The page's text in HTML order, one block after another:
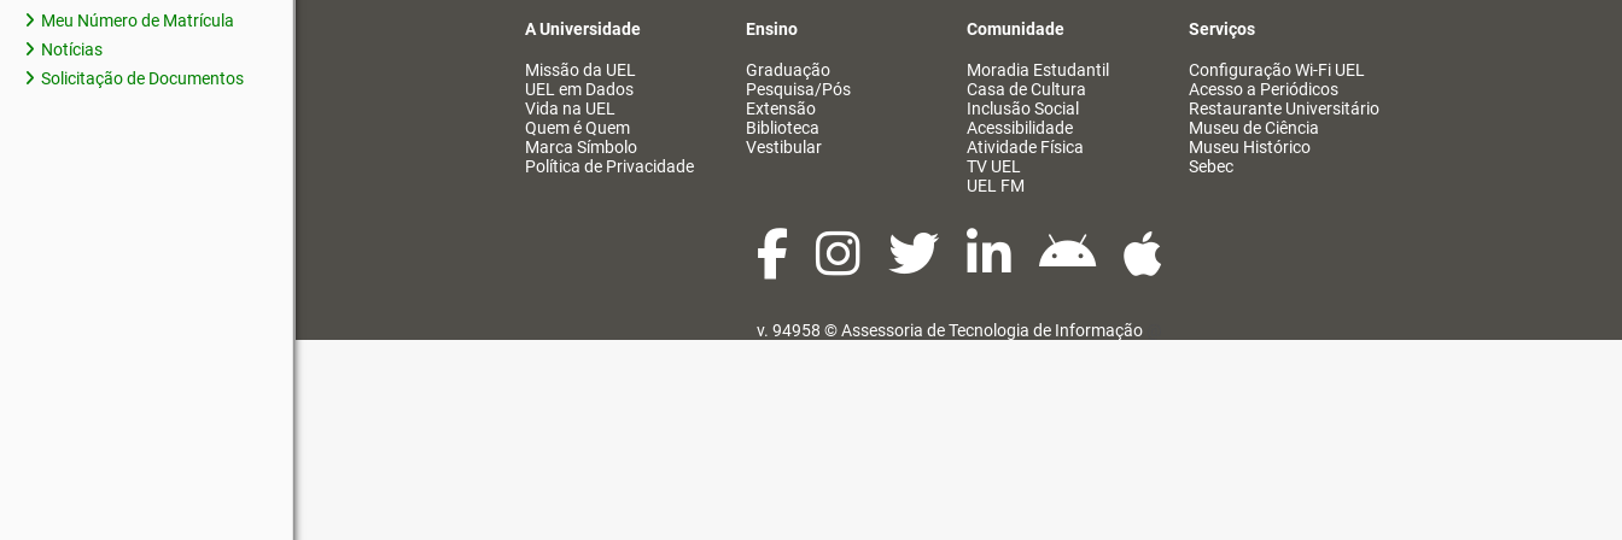
Meu Número de Matrícula
Notícias
Solicitação de Documentos
A Universidade
Missão da UEL
UEL em Dados
Vida na UEL
Quem é Quem
Marca Símbolo
Política de Privacidade
Ensino
Graduação
Pesquisa/Pós
Extensão
Biblioteca
Vestibular
Comunidade
Moradia Estudantil
Casa de Cultura
Inclusão Social
Acessibilidade
Atividade Física
TV UEL
UEL FM
Serviços
Configuração Wi-Fi UEL
Acesso a Periódicos
Restaurante Universitário
Museu de Ciência
Museu Histórico
Sebec
v. 94958 ©Assessoria de Tecnologia de Informação